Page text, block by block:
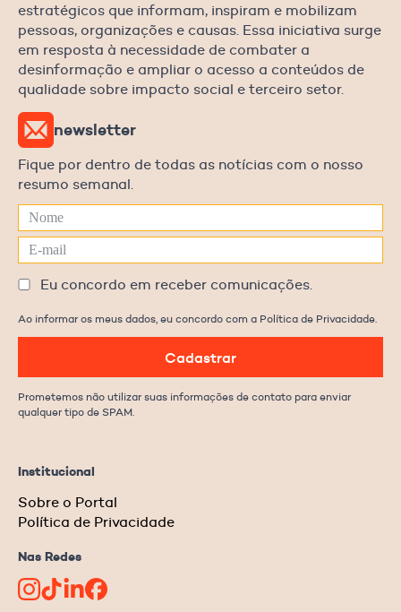
estratégicos que informam, inspiram e mobilizam
pessoas, organizações e causas. Essa iniciativa surge
em resposta à necessidade de combater a
desinformação e ampliar o acesso a conteúdos de
qualidade sobre impacto social e terceiro setor.
Institucional
Sobre o Portal
Política de Privacidade
Nas Redes
newsletter
Fique por dentro de todas as notícias com o nosso
resumo semanal.
Eu concordo em receber comunicações.
Ao informar os meus dados, eu concordo com a Política de Privacidade.
Cadastrar
Prometemos não utilizar suas informações de contato para enviar
qualquer tipo de SPAM.